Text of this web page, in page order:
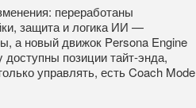
переработаны
защита и логика ИИ —
а новый движок Persona Engine
позиции тайт-энда,
управлять, есть Coach Mode